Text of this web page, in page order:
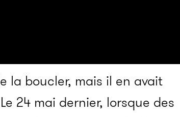
la boucler, mais il en avait
24 mai dernier, lorsque des